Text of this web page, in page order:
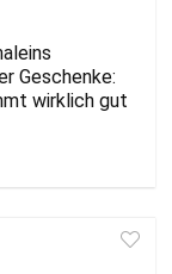
Geschenke:
wirklich gut